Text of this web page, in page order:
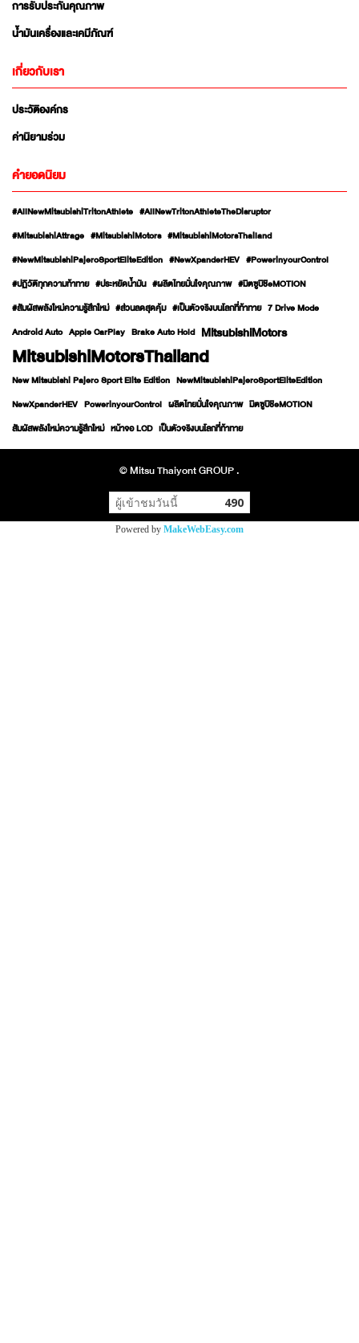
การรับประกันคุณภาพ
น้ำมันเครื่องและเคมีภัณฑ์
เกี่ยวกับเรา
ประวัติองค์กร
ค่านิยามร่วม
คำยอดนิยม
#AllNewMitsubishiTritonAthlete #AllNewTritonAthleteTheDisruptor
#MitsubishiAttrage #MitsubishiMotors #MitsubishiMotorsThailand
#NewMitsubishiPajeroSportEliteEdition #NewXpanderHEV #PowerinyourControl
#ปฏิวัติทุกความท้าทาย #ประหยัดน้ำมัน #ผลิตไทยมั่นใจคุณภาพ #มิตซูบิชิeMOTION
#สัมผัสพลังใหม่ความรู้สึกใหม่ #ส่วนลดสุดคุ้ม #เป็นตัวจริงบนโลกที่ท้าทาย 7 Drive Mode
Android Auto Apple CarPlay Brake Auto Hold MitsubishiMotors
MitsubishiMotorsThailand
New Mitsubishi Pajero Sport Elite Edition NewMitsubishiPajeroSportEliteEdition
NewXpanderHEV PowerinyourControl ผลิตไทยมั่นใจคุณภาพ มิตซูบิชิeMOTION
สัมผัสพลังใหม่ความรู้สึกใหม่ หน้าจอ LCD เป็นตัวจริงบนโลกที่ท้าทาย
© Mitsu Thaiyont GROUP .
ผู้เข้าชมวันนี้ 490
Powered by MakeWebEasy.com